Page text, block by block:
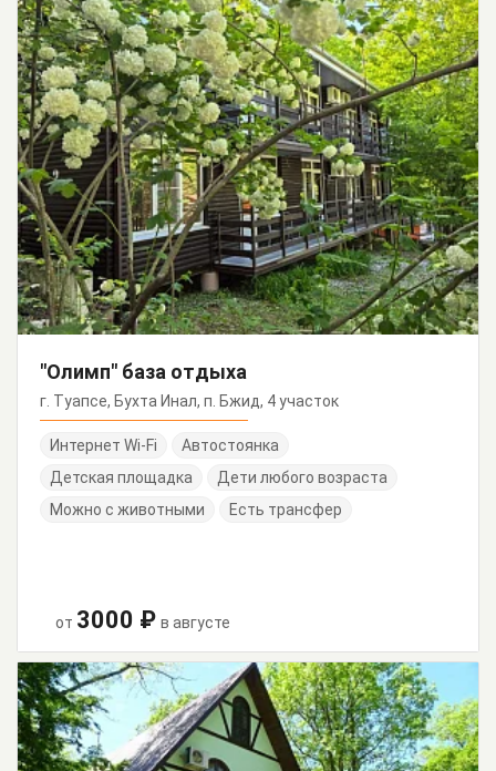
"Олимп" база отдыха
г. Туапсе, Бухта Инал, п. Бжид, 4 участок
Интернет Wi-Fi
Автостоянка
Детская площадка
Дети любого возраста
Можно с животными
Есть трансфер
от 3000 ₽ в августе